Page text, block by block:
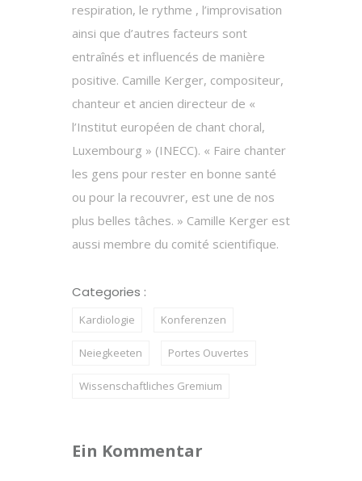
respiration, le rythme , l’improvisation
ainsi que d’autres facteurs sont
entraînés et influencés de manière
positive. Camille Kerger, compositeur,
chanteur et ancien directeur de «
l’Institut européen de chant choral,
Luxembourg » (INECC). « Faire chanter
les gens pour rester en bonne santé
ou pour la recouvrer, est une de nos
plus belles tâches. » Camille Kerger est
aussi membre du comité scientifique.
Categories :
Kardiologie Konferenzen
Neiegkeeten Portes Ouvertes
Wissenschaftliches Gremium
Ein Kommentar